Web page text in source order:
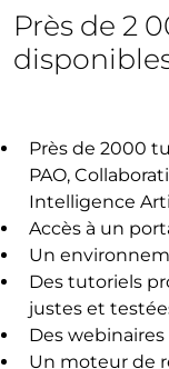
Près de 2
Près de 2000
PAO,
Intelligence
Accès à un
Un
Des tutoriels
justes et
Des
Un moteur de